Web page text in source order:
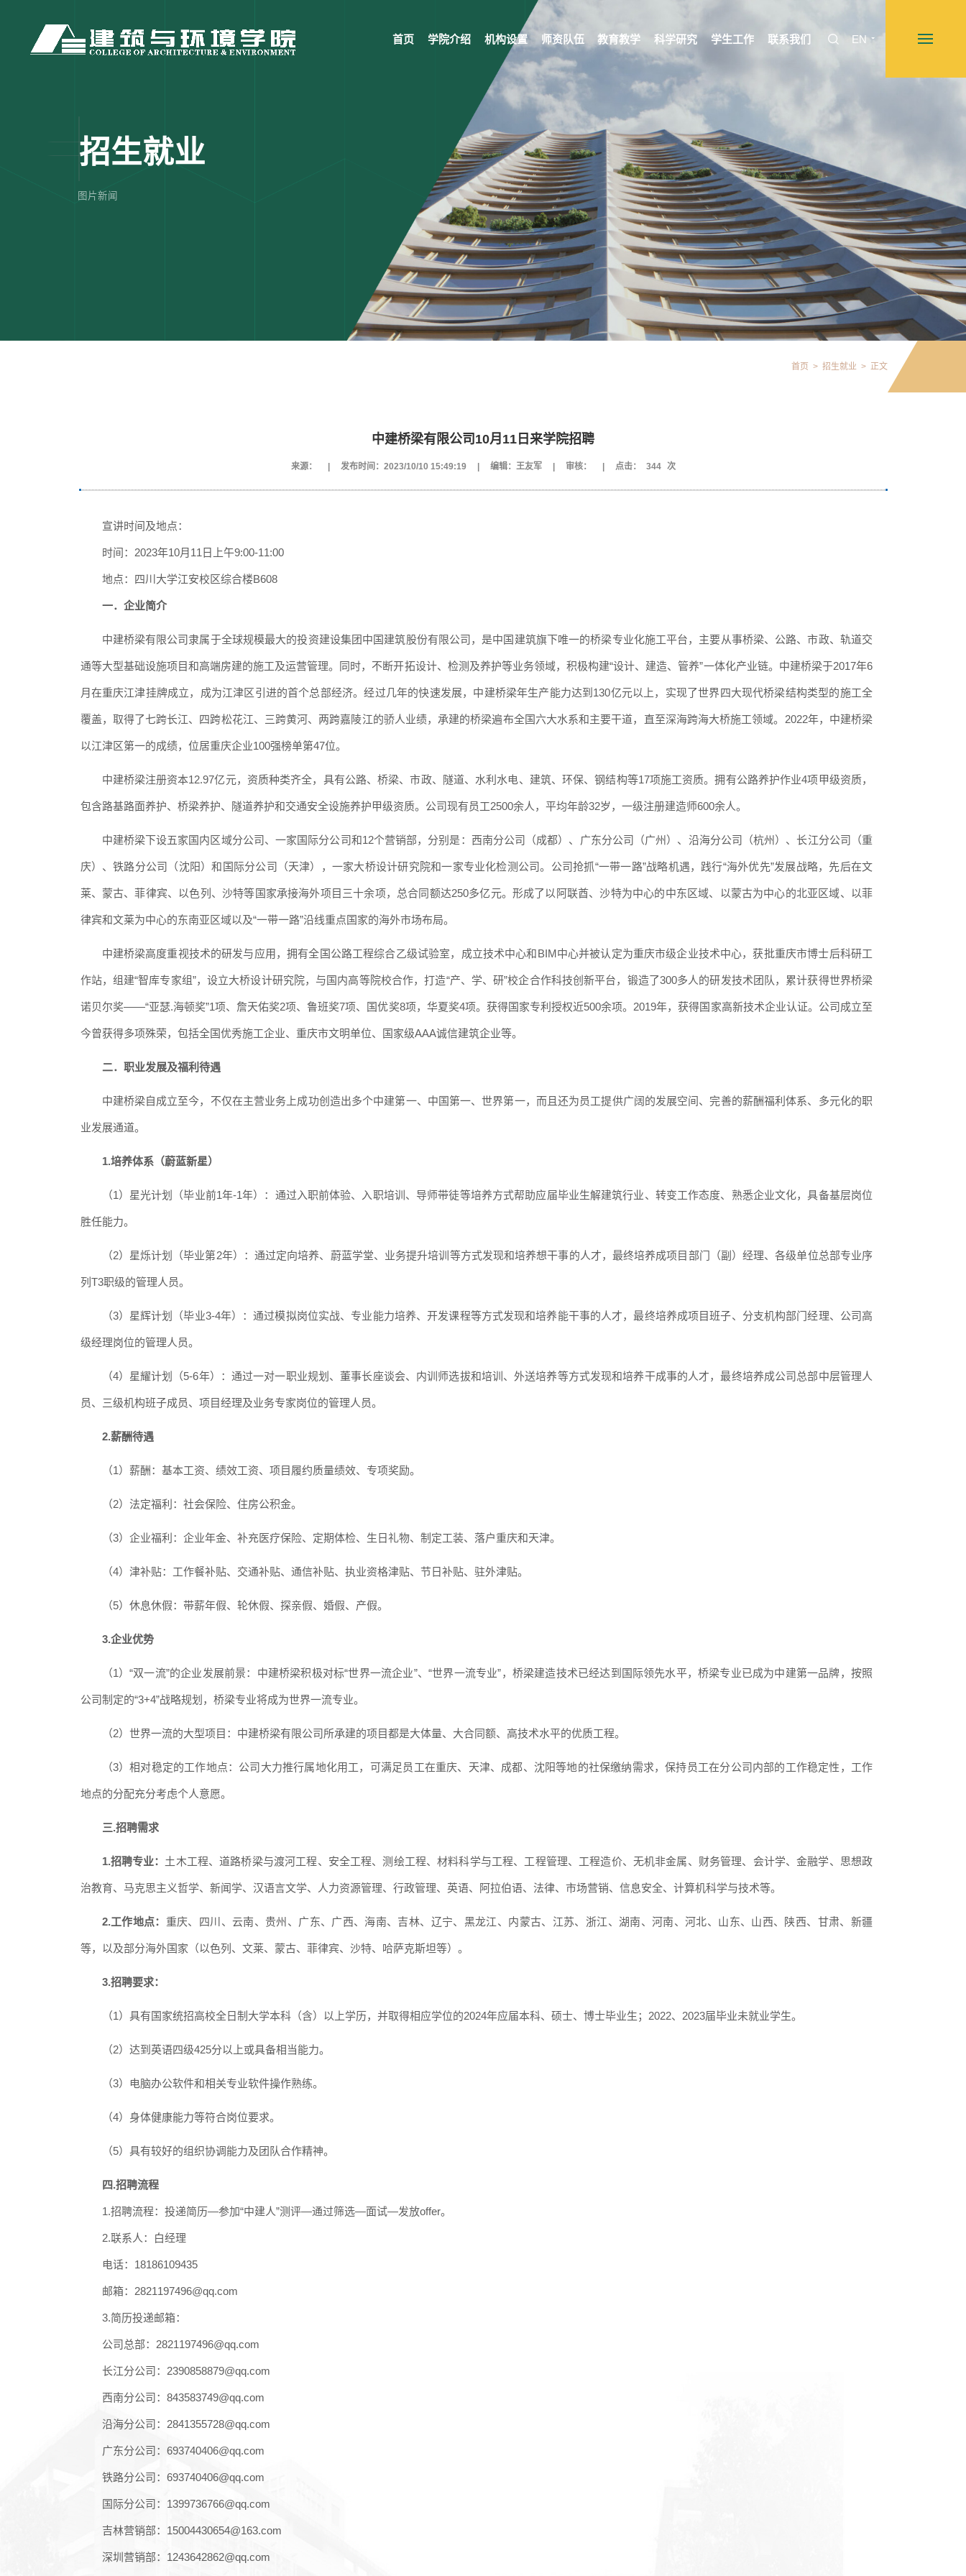
首页 学院介绍 机构设置 师资队伍 教育教学 科学研究 学生工作 联系我们 EN
招生就业
图片新闻
首页 > 招生就业 > 正文
中建桥梁有限公司10月11日来学院招聘
来源： 发布时间：2023/10/10 15:49:19 编辑：王友军 审核： 点击： 344 次
宣讲时间及地点：
时间： 2023年10月 11 日上午9:00-11:00
地点：四川大学江安校区综合楼B608
一． 企业简介
中建桥梁有限公司隶属于全球规模最大的投资建设集团中国建筑股份有限公司，是中国建筑旗下唯一的桥梁专业化施工平台，主要从事桥梁、公路、市政、轨道交
通等大型基础设施项目和高端房建的施工及运营管理。同时，不断开拓设计、检测及养护等业务领域，积极构建“设计、建造、管养”一体化产业链。中建桥梁于2017年6
月在重庆江津挂牌成立，成为江津区引进的首个总部经济。经过几年的快速发展，中建桥梁年生产能力达到130亿元以上，实现了世界四大现代桥梁结构类型的施工全
覆盖，取得了七跨长江、四跨松花江、三跨黄河、两跨嘉陵江的骄人业绩，承建的桥梁遍布全国六大水系和主要干道，直至深海跨海大桥施工领域。2022年，中建桥梁
以江津区第一的成绩，位居重庆企业100强榜单第47位。
中建桥梁注册资本12.97亿元，资质种类齐全，具有公路、桥梁、市政、隧道、水利水电、建筑、环保、钢结构等17项施工资质。拥有公路养护作业4项甲级资质，
包含路基路面养护、桥梁养护、隧道养护和交通安全设施养护甲级资质。公司现有员工2500余人，平均年龄32岁，一级注册建造师600余人。
中建桥梁下设五家国内区域分公司、一家国际分公司和12个营销部，分别是：西南分公司（成都）、广东分公司（广州）、沿海分公司（杭州）、长江分公司（重
庆）、铁路分公司（沈阳）和国际分公司（天津），一家大桥设计研究院和一家专业化检测公司。公司抢抓“一带一路”战略机遇，践行“海外优先”发展战略，先后在文
莱、蒙古、菲律宾、以色列、沙特等国家承接海外项目三十余项，总合同额达250多亿元。形成了以阿联酋、沙特为中心的中东区域、以蒙古为中心的北亚区域、以菲
律宾和文莱为中心的东南亚区域以及“一带一路”沿线重点国家的海外市场布局。
中建桥梁高度重视技术的研发与应用，拥有全国公路工程综合乙级试验室，成立技术中心和BIM中心并被认定为重庆市级企业技术中心，获批重庆市博士后科研工
作站，组建“智库专家组”，设立大桥设计研究院，与国内高等院校合作，打造“产、学、研”校企合作科技创新平台，锻造了300多人的研发技术团队，累计获得世界桥梁
诺贝尔奖——“亚瑟.海顿奖”1项、詹天佑奖2项、鲁班奖7项、国优奖8项，华夏奖4项。获得国家专利授权近500余项。2019年，获得国家高新技术企业认证。公司成立至
今曾获得多项殊荣，包括全国优秀施工企业、重庆市文明单位、国家级AAA诚信建筑企业等。
二． 职业发展及福利待遇
中建桥梁自成立至今，不仅在主营业务上成功创造出多个中建第一、中国第一、世界第一，而且还为员工提供广阔的发展空间、完善的薪酬福利体系、多元化的职
业发展通道。
1.培养体系（蔚蓝新星）
（1）星光计划（毕业前1年-1年）：通过入职前体验、入职培训、导师带徒等培养方式帮助应届毕业生解建筑行业、转变工作态度、熟悉企业文化，具备基层岗位
胜任能力。
（2）星烁计划（毕业第2年）：通过定向培养、蔚蓝学堂、业务提升培训等方式发现和培养想干事的人才，最终培养成项目部门（副）经理、各级单位总部专业序
列T3职级的管理人员。
（3）星辉计划（毕业3-4年）：通过模拟岗位实战、专业能力培养、开发课程等方式发现和培养能干事的人才，最终培养成项目班子、分支机构部门经理、公司高
级经理岗位的管理人员。
（4）星耀计划（5-6年）：通过一对一职业规划、董事长座谈会、内训师选拔和培训、外送培养等方式发现和培养干成事的人才，最终培养成公司总部中层管理人
员、三级机构班子成员、项目经理及业务专家岗位的管理人员。
2.薪酬待遇
（1）薪酬：基本工资、绩效工资、项目履约质量绩效、专项奖励。
（2）法定福利：社会保险、住房公积金。
（3）企业福利：企业年金、补充医疗保险、定期体检、生日礼物、制定工装、落户重庆和天津。
（4）津补贴：工作餐补贴、交通补贴、通信补贴、执业资格津贴、节日补贴、驻外津贴。
（5）休息休假：带薪年假、轮休假、探亲假、婚假、产假。
3.企业优势
（1）“双一流”的企业发展前景：中建桥梁积极对标“世界一流企业”、“世界一流专业”，桥梁建造技术已经达到国际领先水平，桥梁专业已成为中建第一品牌，按照
公司制定的“3+4”战略规划，桥梁专业将成为世界一流专业。
（2）世界一流的大型项目：中建桥梁有限公司所承建的项目都是大体量、大合同额、高技术水平的优质工程。
（3）相对稳定的工作地点：公司大力推行属地化用工，可满足员工在重庆、天津、成都、沈阳等地的社保缴纳需求，保持员工在分公司内部的工作稳定性，工作
地点的分配充分考虑个人意愿。
三.招聘需求
1.招聘专业： 土木工程、道路桥梁与渡河工程、安全工程、测绘工程、材料科学与工程、工程管理、工程造价、无机非金属、财务管理、会计学、金融学、思想政
治教育、马克思主义哲学、新闻学、汉语言文学、人力资源管理、行政管理、英语、阿拉伯语、法律、市场营销、信息安全、计算机科学与技术等。
2.工作地点： 重庆、四川、云南、贵州、广东、广西、海南、吉林、辽宁、黑龙江、内蒙古、江苏、浙江、湖南、河南、河北、山东、山西、陕西、甘肃、新疆
等，以及部分海外国家（以色列、文莱、蒙古、菲律宾、沙特、哈萨克斯坦等）。
3.招聘要求：
（1）具有国家统招高校全日制大学本科（含）以上学历，并取得相应学位的2024年应届本科、硕士、博士毕业生；2022、2023届毕业未就业学生。
（2）达到英语四级425分以上或具备相当能力。
（3）电脑办公软件和相关专业软件操作熟练。
（4）身体健康能力等符合岗位要求。
（5）具有较好的组织协调能力及团队合作精神。
四.招聘流程
1.招聘流程：投递简历—参加“中建人”测评—通过筛选—面试—发放offer。
2.联系人：白经理
电话： 18186109435
邮箱： 2821197496@qq.com
3.简历投递邮箱：
公司总部： 2821197496@qq.com
长江分公司： 2390858879@qq.com
西南分公司： 843583749@qq.com
沿海分公司： 2841355728@qq.com
广东分公司： 693740406@qq.com
铁路分公司： 693740406@qq.com
国际分公司： 1399736766@qq.com
吉林营销部： 15004430654@163.com
深圳营销部： 1243642862@qq.com